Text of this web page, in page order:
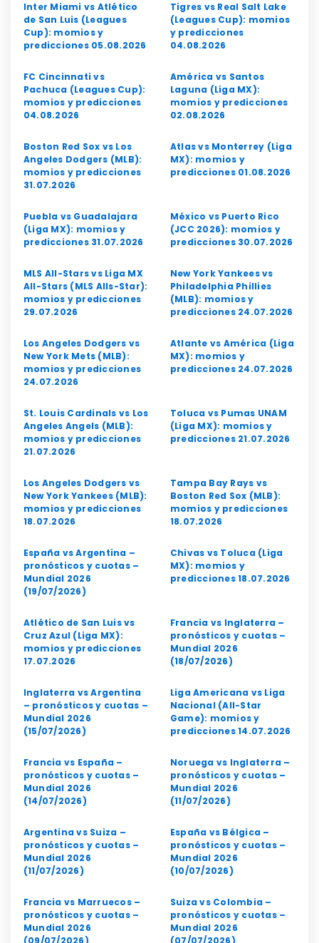
Inter Miami vs Atlético
de San Luis (Leagues
Cup): momios y
predicciones 05.08.2026
Tigres vs Real Salt Lake
(Leagues Cup): momios
y predicciones
04.08.2026
FC Cincinnati vs
Pachuca (Leagues Cup):
momios y predicciones
04.08.2026
América vs Santos
Laguna (Liga MX):
momios y predicciones
02.08.2026
Boston Red Sox vs Los
Angeles Dodgers (MLB):
momios y predicciones
31.07.2026
Atlas vs Monterrey (Liga
MX): momios y
predicciones 01.08.2026
Puebla vs Guadalajara
(Liga MX): momios y
predicciones 31.07.2026
México vs Puerto Rico
(JCC 2026): momios y
predicciones 30.07.2026
MLS All-Stars vs Liga MX
All-Stars (MLS Alls-Star):
momios y predicciones
29.07.2026
New York Yankees vs
Philadelphia Phillies
(MLB): momios y
predicciones 24.07.2026
Los Angeles Dodgers vs
New York Mets (MLB):
momios y predicciones
24.07.2026
Atlante vs América (Liga
MX): momios y
predicciones 24.07.2026
St. Louis Cardinals vs Los
Angeles Angels (MLB):
momios y predicciones
21.07.2026
Toluca vs Pumas UNAM
(Liga MX): momios y
predicciones 21.07.2026
Los Angeles Dodgers vs
New York Yankees (MLB):
momios y predicciones
18.07.2026
Tampa Bay Rays vs
Boston Red Sox (MLB):
momios y predicciones
18.07.2026
España vs Argentina –
pronósticos y cuotas –
Mundial 2026
(19/07/2026)
Chivas vs Toluca (Liga
MX): momios y
predicciones 18.07.2026
Atlético de San Luis vs
Cruz Azul (Liga MX):
momios y predicciones
17.07.2026
Francia vs Inglaterra –
pronósticos y cuotas –
Mundial 2026
(18/07/2026)
Inglaterra vs Argentina
– pronósticos y cuotas –
Mundial 2026
(15/07/2026)
Liga Americana vs Liga
Nacional (All-Star
Game): momios y
predicciones 14.07.2026
Francia vs España –
pronósticos y cuotas –
Mundial 2026
(14/07/2026)
Noruega vs Inglaterra –
pronósticos y cuotas –
Mundial 2026
(11/07/2026)
Argentina vs Suiza –
pronósticos y cuotas –
Mundial 2026
(11/07/2026)
España vs Bélgica –
pronósticos y cuotas –
Mundial 2026
(10/07/2026)
Francia vs Marruecos –
pronósticos y cuotas –
Mundial 2026
(09/07/2026)
Suiza vs Colombia –
pronósticos y cuotas –
Mundial 2026
(07/07/2026)